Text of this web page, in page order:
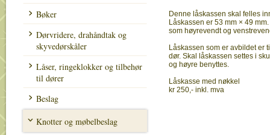
Bøker
Dørvridere, drahåndtak og
skyvedørskåler
Låser, ringeklokker og tilbehør
til dører
Beslag
Knotter og møbelbeslag
Denne låskassen skal felles
Låskassen er 53 mm × 49
som høyrevendt og
Låskassen som er avbildet er
dør. Skal låskassen settes i
og høyre benyttes.
Låskasse med nøkkel
kr 250,- inkl. mva